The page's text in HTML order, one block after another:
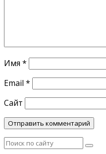
Имя *
Email *
Сайт